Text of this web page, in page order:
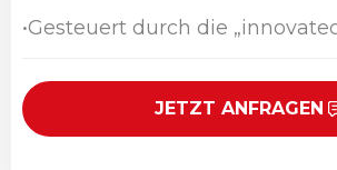
•Gesteuert durch die
JETZT ANFRAGEN